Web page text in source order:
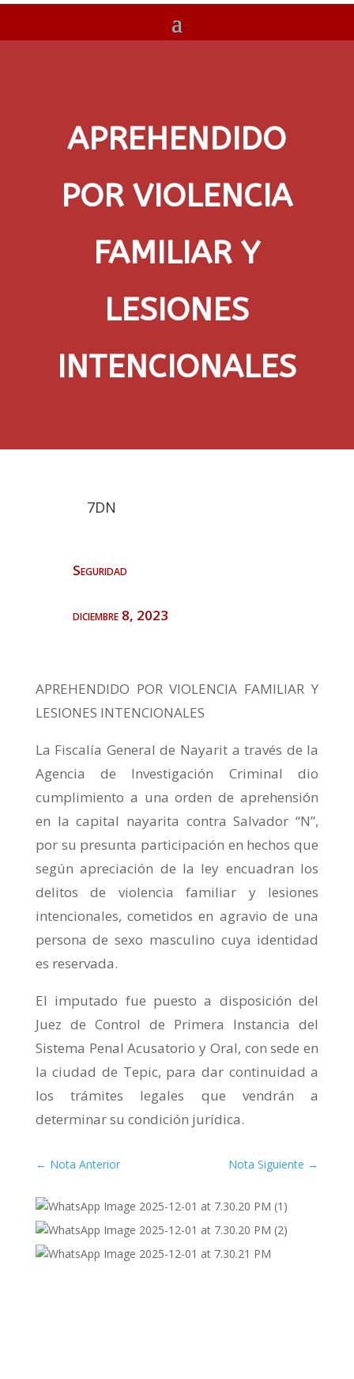
APREHENDIDO
POR VIOLENCIA
FAMILIAR Y
LESIONES
INTENCIONALES
7DN
Seguridad
diciembre 8, 2023
APREHENDIDO POR VIOLENCIA FAMILIAR Y
LESIONES INTENCIONALES
La Fiscalía General de Nayarit a través de la
Agencia de Investigación Criminal dio
cumplimiento a una orden de aprehensión
en la capital nayarita contra Salvador “N”,
por su presunta participación en hechos que
según apreciación de la ley encuadran los
delitos de violencia familiar y lesiones
intencionales, cometidos en agravio de una
persona de sexo masculino cuya identidad
es reservada.
El imputado fue puesto a disposición del
Juez de Control de Primera Instancia del
Sistema Penal Acusatorio y Oral, con sede en
la ciudad de Tepic, para dar continuidad a
los trámites legales que vendrán a
determinar su condición jurídica.
← Nota Anterior Nota Siguiente →